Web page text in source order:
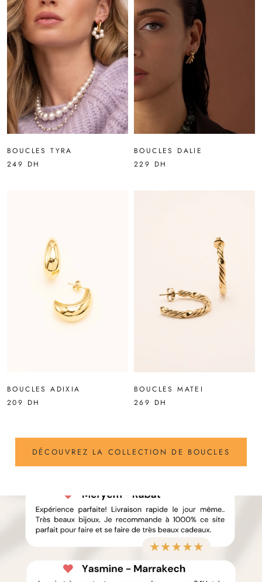
BOUCLES TYRA
249 DH
BOUCLES DALIE
229 DH
BOUCLES ADIXIA
209 DH
BOUCLES MATEI
269 DH
DÉCOUVREZ LA COLLECTION DE BOUCLES